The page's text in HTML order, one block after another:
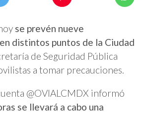
se prevén nueve
distintos puntos de la Ciudad
de Seguridad Pública
a tomar precauciones.
@OVIALCMDX informó
se llevará a cabo una